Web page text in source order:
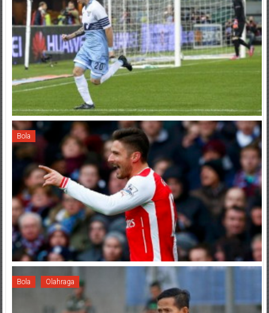
Bola
Bola Olahraga